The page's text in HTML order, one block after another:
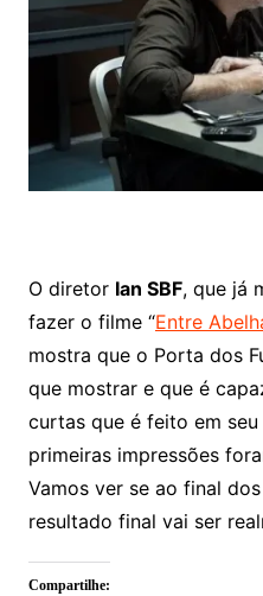
O diretor Ian SBF, que já
fazer o filme “Entre
mostra que o Porta dos
que mostrar e que é
curtas que é feito em seu
primeiras impressões
Vamos ver se ao final
resultado final vai ser
Compartilhe: